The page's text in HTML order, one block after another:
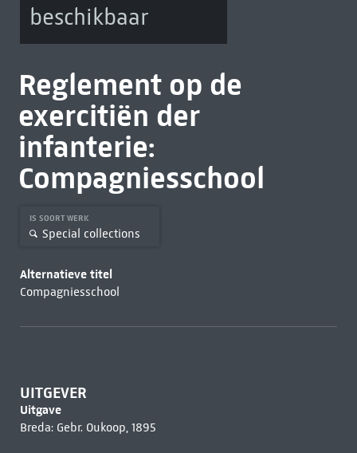
beschikbaar
Reglement op de
exercitiën der
infanterie:
Compagniesschool
IS SOORT WERK
Special collections
Alternatieve titel
Compagniesschool
UITGEVER
Uitgave
Breda: Gebr. Oukoop, 1895